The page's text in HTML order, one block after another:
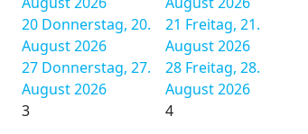
20 Donnerstag, 20.
August 2026
21 Freitag, 21.
August 2026
27 Donnerstag, 27.
August 2026
28 Freitag, 28.
August 2026
3 4